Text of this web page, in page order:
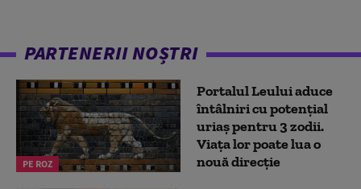
PARTENERII NOȘTRI
PE ROZ
Portalul Leului aduce
întâlniri cu potențial
uriaș pentru 3 zodii.
Viața lor poate lua o
nouă direcție